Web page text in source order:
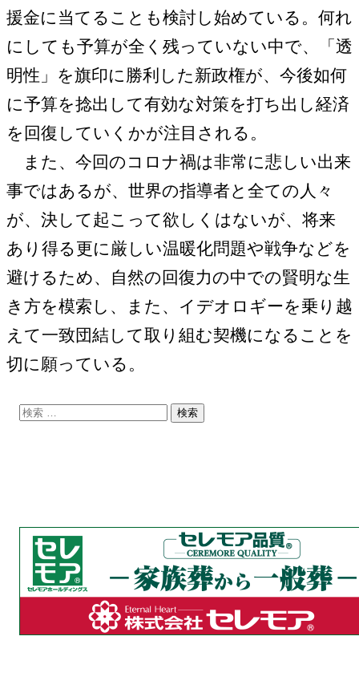
援金に当てることも検討し始めている。何れ
にしても予算が全く残っていない中で、「透
明性」を旗印に勝利した新政権が、今後如何
に予算を捻出して有効な対策を打ち出し経済
を回復していくかが注目される。
また、今回のコロナ禍は非常に悲しい出来
事ではあるが、世界の指導者と全ての人々
が、決して起こって欲しくはないが、将来
あり得る更に厳しい温暖化問題や戦争などを
避けるため、自然の回復力の中での賢明な生
き方を模索し、また、イデオロギーを乗り越
えて一致団結して取り組む契機になることを
切に願っている。
検